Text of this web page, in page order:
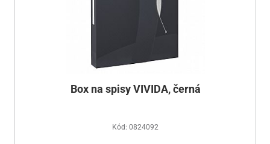
Box na spisy VIVIDA, černá
Kód: 0824092